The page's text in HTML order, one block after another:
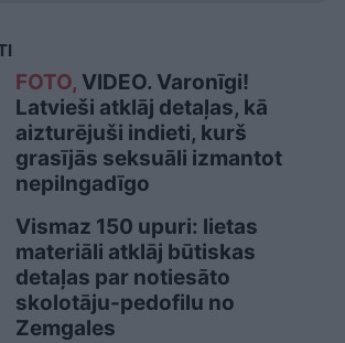
FOTO, VIDEO. Varonīgi!
Latvieši atklāj detaļas, kā
aizturējuši indieti, kurš
grasījās seksuāli izmantot
nepilngadīgo
Vismaz 150 upuri: lietas
materiāli atklāj būtiskas
detaļas par notiesāto
skolotāju-pedofilu no
Zemgales